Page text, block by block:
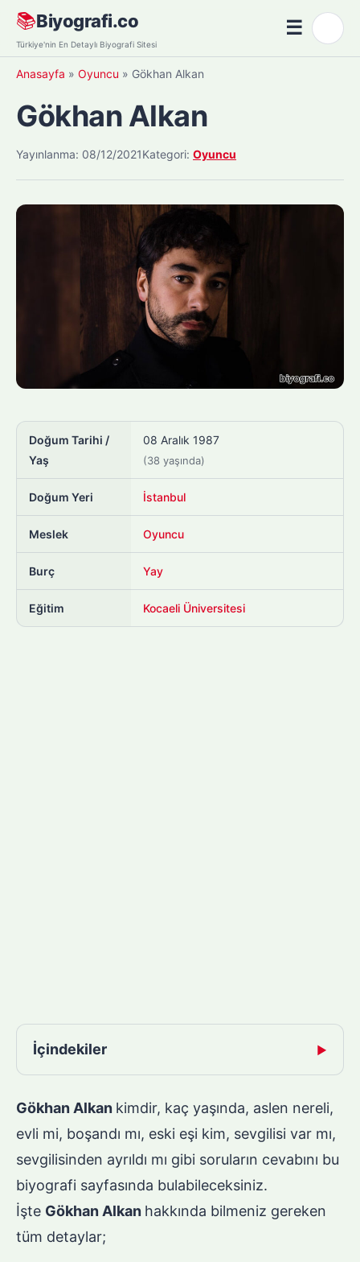
Skip
content
📚Biyografi.co
Türkiye'nin En Detaylı Biyografi Sitesi
☰Menü
Anasayfa » Oyuncu » Gökhan Alkan
Gökhan Alkan
Yayınlanma: 08/12/2021Kategori: Oyuncu
Doğum Tarihi /
Yaş
08 Aralık 1987
(38 yaşında)
Doğum Yeri İstanbul
Meslek Oyuncu
Burç Yay
Eğitim Kocaeli Üniversitesi
İçindekiler ▶
Gökhan Alkan kimdir, kaç yaşında, aslen nereli,
evli mi, boşandı mı, eski eşi kim, sevgilisi var mı,
sevgilisinden ayrıldı mı gibi soruların cevabını bu
biyografi sayfasında bulabileceksiniz.
İşte Gökhan Alkan hakkında bilmeniz gereken
tüm detaylar;